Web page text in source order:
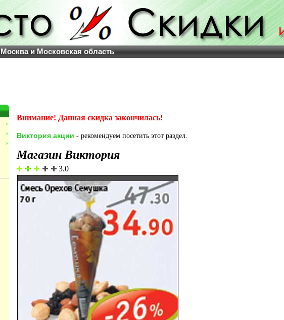
Москва и Московская область
>
>
>
Внимание! Данная скидка закончилась!
Виктория акции - рекомендуем посетить этот раздел.
Магазин Виктория
3.0